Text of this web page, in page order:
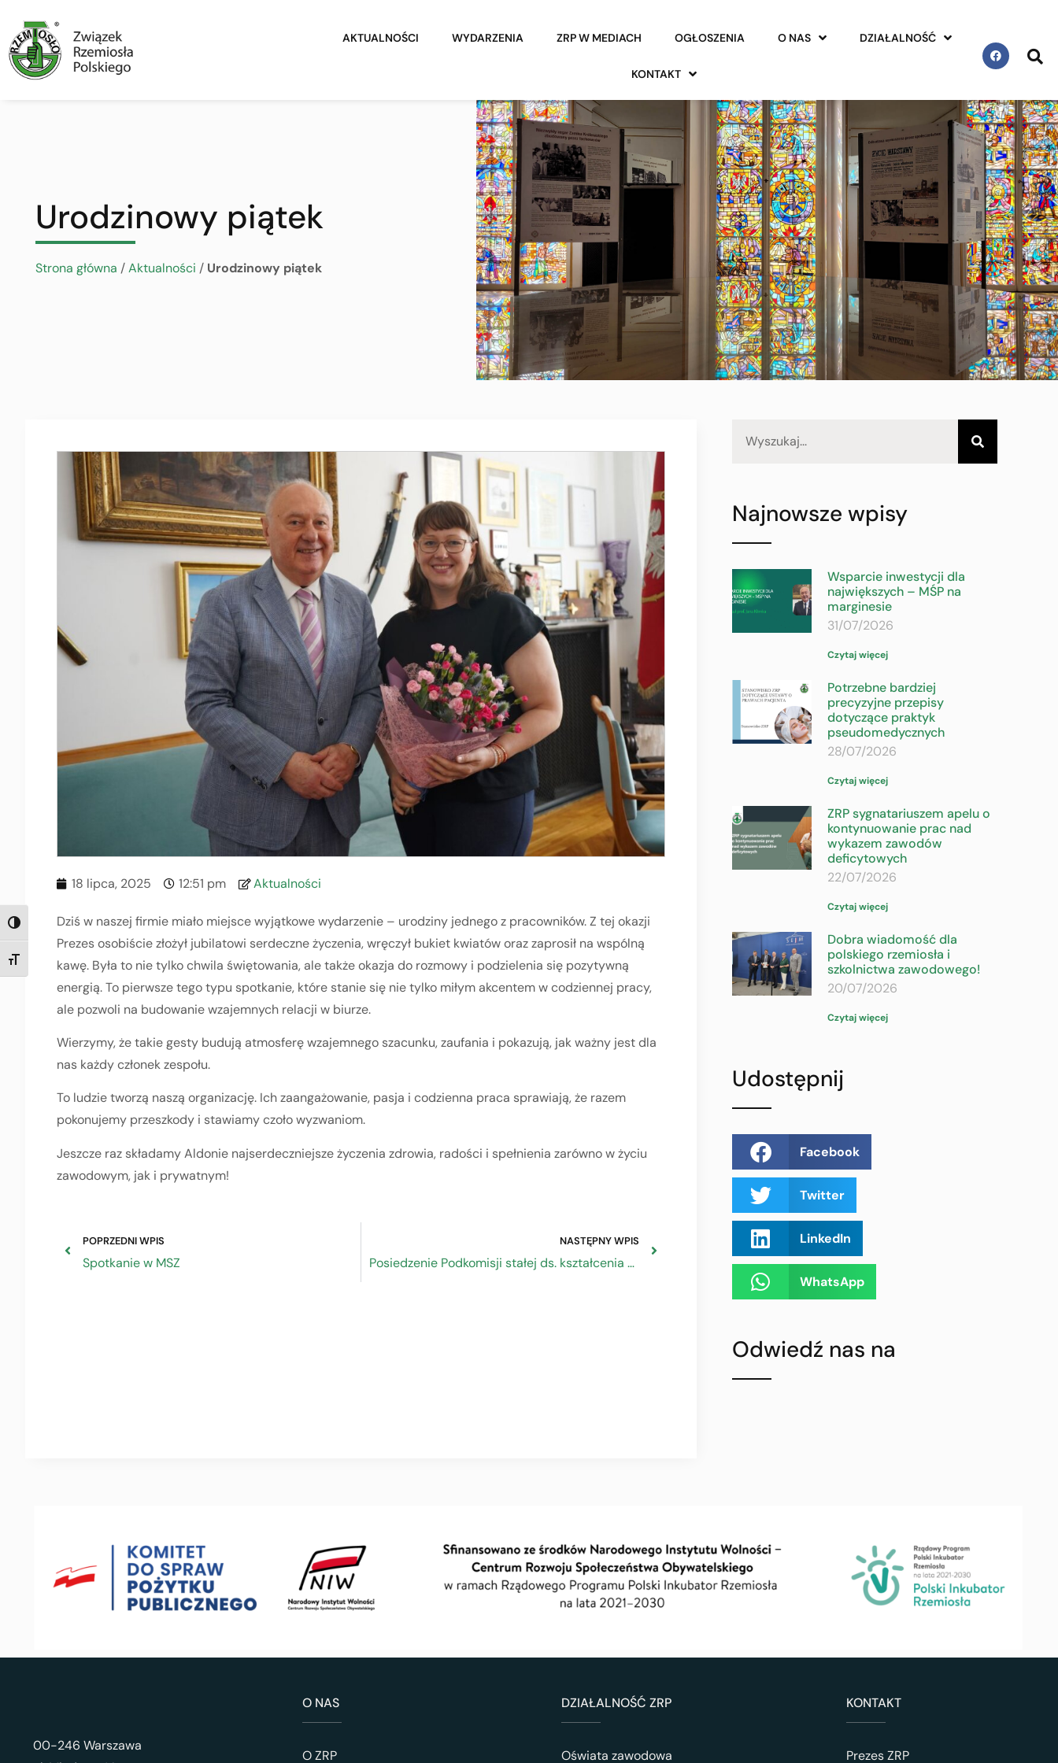
TOGGLE HIGH CONTRAST
TOGGLE FONT SIZE
AKTUALNOŚCI WYDARZENIA ZRP W MEDIACH OGŁOSZENIA O NAS DZIAŁALNOŚĆ
KONTAKT
Urodzinowy piątek
Strona główna /Aktualności / Urodzinowy piątek
18 lipca, 2025 12:51 pm Aktualności
Dziś w naszej firmie miało miejsce wyjątkowe wydarzenie – urodziny jednego z pracowników. Z tej okazji
Prezes osobiście złożył jubilatowi serdeczne życzenia, wręczył bukiet kwiatów oraz zaprosił na wspólną
kawę. Była to nie tylko chwila świętowania, ale także okazja do rozmowy i podzielenia się pozytywną
energią. To pierwsze tego typu spotkanie, które stanie się nie tylko miłym akcentem w codziennej pracy,
ale pozwoli na budowanie wzajemnych relacji w biurze.
Wierzymy, że takie gesty budują atmosferę wzajemnego szacunku, zaufania i pokazują, jak ważny jest dla
nas każdy członek zespołu.
To ludzie tworzą naszą organizację. Ich zaangażowanie, pasja i codzienna praca sprawiają, że razem
pokonujemy przeszkody i stawiamy czoło wyzwaniom.
Jeszcze raz składamy Aldonie najserdeczniejsze życzenia zdrowia, radości i spełnienia zarówno w życiu
zawodowym, jak i prywatnym!
POPRZEDNI WPIS
Spotkanie w MSZ
NASTĘPNY WPIS
Posiedzenie Podkomisji stałej ds. kształcenia zawodowego Sejmu RP
Najnowsze wpisy
Wsparcie inwestycji dla
największych – MŚP na
marginesie
31/07/2026
Czytaj więcej
Potrzebne bardziej
precyzyjne przepisy
dotyczące praktyk
pseudomedycznych
28/07/2026
Czytaj więcej
ZRP sygnatariuszem apelu o
kontynuowanie prac nad
wykazem zawodów
deficytowych
22/07/2026
Czytaj więcej
Dobra wiadomość dla
polskiego rzemiosła i
szkolnictwa zawodowego!
20/07/2026
Czytaj więcej
Udostępnij
Facebook
Twitter
LinkedIn
WhatsApp
Odwiedź nas na
00-246 Warszawa
O NAS
O ZRP
DZIAŁALNOŚĆ ZRP
Oświata zawodowa
KONTAKT
Prezes ZRP